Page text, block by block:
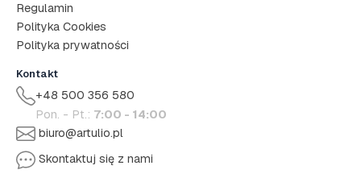
Regulamin
Polityka Cookies
Polityka prywatności
Kontakt
+48 500 356 580
Pon. - Pt.: 7:00 - 14:00
biuro@artulio.pl
Skontaktuj się z nami